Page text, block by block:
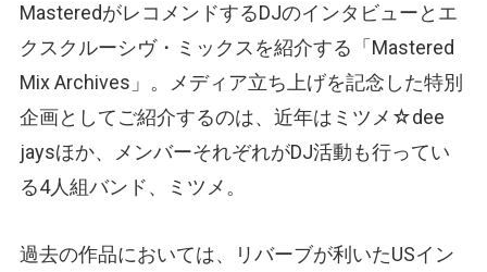
MasteredがレコメンドするDJのインタビューとエ
クスクルーシヴ・ミックスを紹介する「Mastered
Mix Archives」。メディア立ち上げを記念した特別
企画としてご紹介するのは、近年はミツメ☆dee
jaysほか、メンバーそれぞれがDJ活動も行ってい
る4人組バンド、ミツメ。
過去の作品においては、リバーブが利いたUSイン